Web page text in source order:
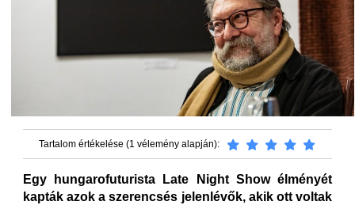
Tartalom értékelése (1 vélemény alapján):
Egy hungarofuturista Late Night Show élményét
kapták azok a szerencsés jelenlévők, akik ott voltak